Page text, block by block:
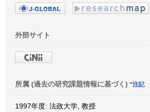
外部サイト
所属 (過去の研究課題情報に基づく) *注記
1997年度: 法政大学, 教授